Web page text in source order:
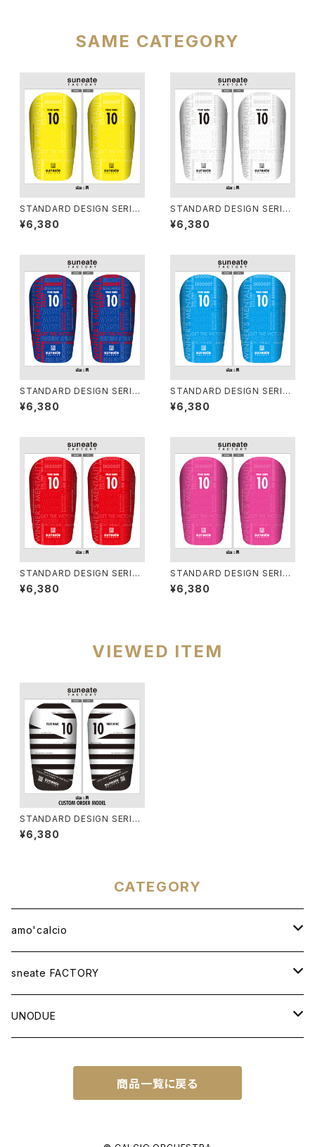
SAME CATEGORY
STANDARD DESIGN SERIES
[TYPOGRAPHY YELLOW]
¥6,380
STANDARD DESIGN SERIES
[TYPOGRAPHY WHITE]
¥6,380
STANDARD DESIGN SERIES
[TYPOGRAPHY TRICOLOR
E]
¥6,380
STANDARD DESIGN SERIES
[TYPOGRAPHY SKY]
¥6,380
STANDARD DESIGN SERIES
[TYPOGRAPHY RED]
¥6,380
STANDARD DESIGN SERIES
[TYPOGRAPHY PINK]
¥6,380
VIEWED ITEM
STANDARD DESIGN SERIES
[BORDER BLACK]
¥6,380
CATEGORY
amo'calcio
APPAREL
T-SHIRT
BAG
WOVEN TOTEBAG A4W
sneate FACTORY
ORIGINAL DESIGN
NATIONAL IDENTITY SERIES
UNODUE
FUTSAL BALL
SOCCER NOTE
商品一覧に戻る